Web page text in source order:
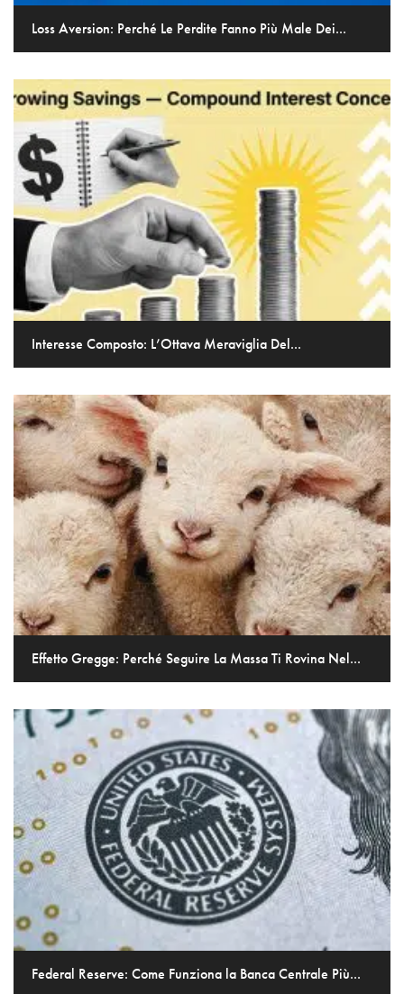
Loss Aversion: Perché Le Perdite Fanno Più Male Dei...
Interesse Composto: L’Ottava Meraviglia Del...
Effetto Gregge: Perché Seguire La Massa Ti Rovina Nel...
Federal Reserve: Come Funziona la Banca Centrale Più...